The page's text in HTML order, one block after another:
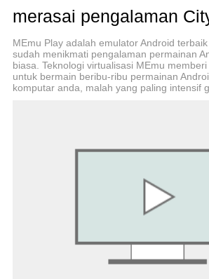
merasai pengalaman
MEmu Play adalah emulator Android
sudah menikmati pengalaman permainan
biasa. Teknologi virtualisasi MEmu
untuk bermain beribu-ribu permainan
komputar anda, malah yang paling intensif